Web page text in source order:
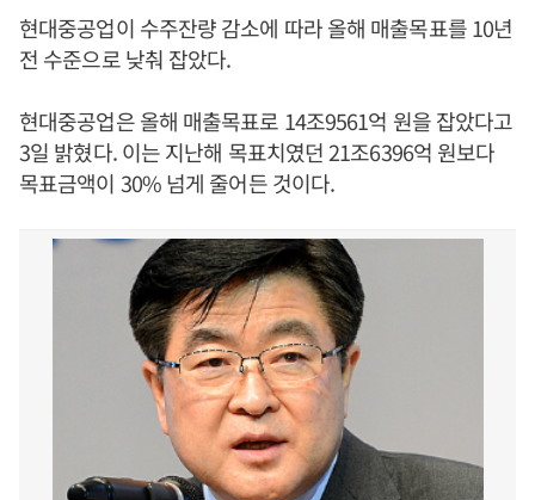
현대중공업이 수주잔량 감소에 따라 올해 매출목표를 10년
전 수준으로 낮춰 잡았다.
현대중공업은 올해 매출목표로 14조9561억 원을 잡았다고
3일 밝혔다. 이는 지난해 목표치였던 21조6396억 원보다
목표금액이 30% 넘게 줄어든 것이다.